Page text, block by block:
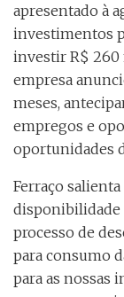
apresentado à
investimentos
investir R$ 260
empresa
meses,
empregos e
oportunidades
Ferraço
disponibilidade
processo de
para consumo
para as nossas